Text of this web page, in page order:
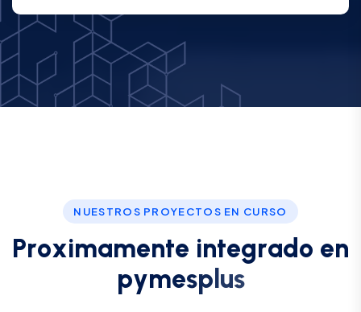
NUESTROS PROYECTOS EN CURSO
Proximamente integrado en
pymesp us